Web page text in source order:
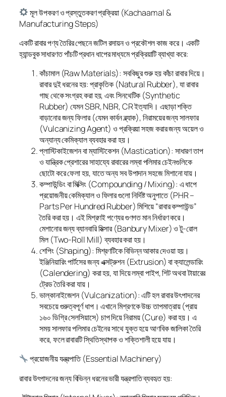
মূল উপকরণ ও প্রস্তুতকরণ প্রক্রিয়া (Kachaamal &
Manufacturing Steps)
একটি রাবার পণ্য তৈরির পেছনে জটিল রসায়ন ও প্রকৌশল কাজ করে। একটি
হ্যান্ডবুক সাধারণত পাঁচটি প্রধান ধাপের মাধ্যমে প্রক্রিয়াটি ব্যাখ্যা করে:
কাঁচামাল (Raw Materials): সবকিছুর শুরু হয় কাঁচা রাবার দিয়ে।
রাবার দুই ধরনের হয়: প্রাকৃতিক (Natural Rubber), যা রাবার
গাছ থেকে সংগ্রহ করা হয়, এবং সিনথেটিক (Synthetic
Rubber) যেমন SBR, NBR, CR ইত্যাদি। এছাড়া শক্তি
বাড়ানোর জন্য ফিলার (যেমন কার্বন ব্ল্যাক), নিরাময়ের জন্য সালফার
(Vulcanizing Agent) ও প্রক্রিয়া সহজ করার জন্য অয়েল ও
অন্যান্য কেমিক্যাল ব্যবহার করা হয়।
প্লাস্টিকাইজেশন বা ম্যাস্টিকেশন (Mastication): সাধারণ তাপ
ও যান্ত্রিক প্রেশারের সাহায্যে রাবারের লম্বা পলিমার চেইনগুলিকে
ছোটো করে ফেলা হয়, যাতে অন্য সব উপাদান সহজে মিশানো যায়।
কম্পাউন্ডিং বা মিক্সিং (Compounding / Mixing): এ ধাপে
প্রয়োজনীয় কেমিক্যাল ও ফিলার গুলো নির্দিষ্ট অনুপাতে (PHR –
Parts Per Hundred Rubber) মিশিয়ে “রাবার কম্পাউন্ড”
তৈরি করা হয়। এই মিশ্রণই পণ্যের গুণগত মান নির্ধারণ করে।
মেশানোর জন্য ব্যানবারি মিক্সার (Banbury Mixer) ও টু-রোল
মিল (Two-Roll Mill) ব্যবহার করা হয়।
শেপিং (Shaping): মিশ্রণটিকে বিভিন্ন আকার দেওয়া হয়।
ইঞ্জিনিয়ারিং পার্টসের জন্য এক্সট্রুশন (Extrusion) বা ক্যালেন্ডারিং
(Calendering) করা হয়, যা দিয়ে লম্বা পাইপ, শিট অথবা টায়ারের
ট্রেড তৈরি করা যায়।
ভাল্কানাইজেশন (Vulcanization): এটি হল রাবার উৎপাদনের
সবচেয়ে গুরুত্বপূর্ণ ধাপ। এখানে মিশ্রণকে উচ্চ তাপমাত্রায় (প্রায়
১৬০ ডিগ্রি সেলসিয়াসে) চাপ দিয়ে নিরাময় (Cure) করা হয়। এ
সময় সালফার পলিমার চেইনের সাথে যুক্ত হয়ে আণবিক জালিকা তৈরি
করে, ফলে রাবারটি স্থিতিস্থাপক ও শক্তিশালী হয়ে যায়।
প্রয়োজনীয় যন্ত্রপাতি (Essential Machinery)
রাবার উৎপাদনের জন্য বিভিন্ন ধরনের ভারী যন্ত্রপাতি ব্যবহৃত হয়: